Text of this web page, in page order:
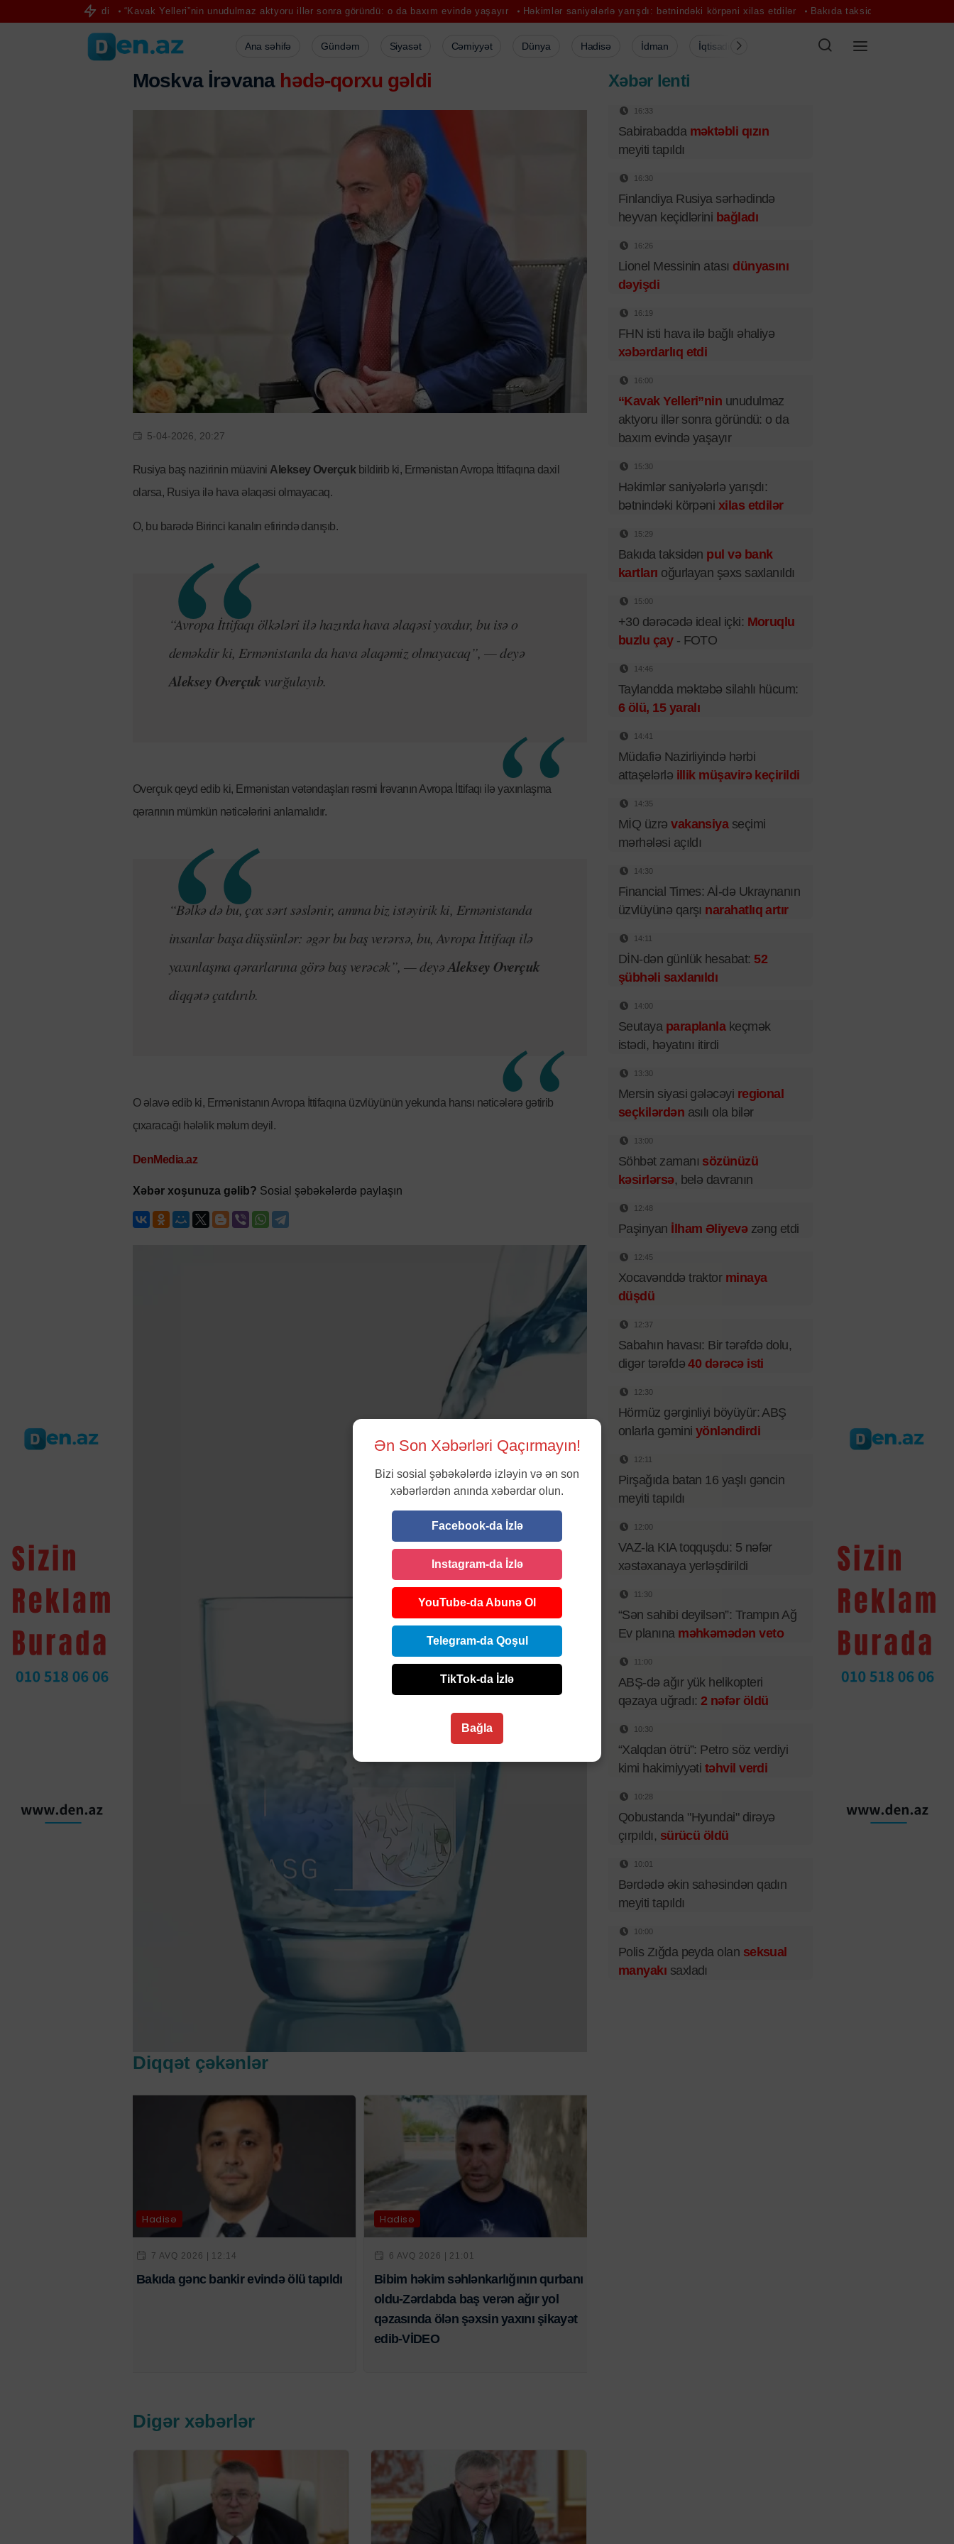
“Kavak Yelleri”nin unudulmaz aktyoru illər sonra göründü: o da baxım evində yaşayır Həkimlər saniyələrlə yarışdı: bətnindəki körpəni xilas etdilər Bakıda taksidən pul və bank kartları
Ana səhifə Gündəm Siyasət Cəmiyyət Dünya Hadisə İdman İqtisadiyyat Şou-biznes Müsahibə
Moskva İrəvana hədə-qorxu gəldi
5-04-2026, 20:27
Rusiya baş nazirinin müavini Aleksey Overçuk bildirib ki, Ermənistan Avropa İttifaqına daxil
olarsa, Rusiya ilə hava əlaqəsi olmayacaq.
O, bu barədə Birinci kanalın efirində danışıb.
“Avropa İttifaqı ölkələri ilə hazırda hava əlaqəsi yoxdur, bu isə o
deməkdir ki, Ermənistanla da hava əlaqəmiz olmayacaq”, — deyə
Aleksey Overçuk vurğulayıb.
Overçuk qeyd edib ki, Ermənistan vətəndaşları rəsmi İrəvanın Avropa İttifaqı ilə yaxınlaşma
qərarının mümkün nəticələrini anlamalıdır.
“Bəlkə də bu, çox sərt səslənir, amma biz istəyirik ki, Ermənistanda
insanlar başa düşsünlər: əgər bu baş verərsə, bu, Avropa İttifaqı ilə
yaxınlaşma qərarlarına görə baş verəcək”, — deyəAleksey Overçuk
diqqətə çatdırıb.
O əlavə edib ki, Ermənistanın Avropa İttifaqına üzvlüyünün yekunda hansı nəticələrə gətirib
çıxaracağı hələlik məlum deyil.
DenMedia.az
Xəbər xoşunuza gəlib? Sosial şəbəkələrdə paylaşın
Diqqət çəkənlər
Hadisə
7 AVQ 2026 | 12:14
Bakıda gənc bankir evində ölü tapıldı
Hadisə
6 AVQ 2026 | 21:01
Bibim həkim səhlənkarlığının qurbanı
oldu-Zərdabda baş verən ağır yol
qəzasında ölən şəxsin yaxını şikayət
edib-VİDEO
Digər xəbərlər
Xəbər lenti
16:33
Sabirabadda məktəbli qızın
meyiti tapıldı
16:30
Finlandiya Rusiya sərhədində
heyvan keçidlərini bağladı
16:26
Lionel Messinin atası dünyasını
dəyişdi
16:19
FHN isti hava ilə bağlı əhaliyə
xəbərdarlıq etdi
16:00
“Kavak Yelleri”nin unudulmaz
aktyoru illər sonra göründü: o da
baxım evində yaşayır
15:30
Həkimlər saniyələrlə yarışdı:
bətnindəki körpəni xilas etdilər
15:29
Bakıda taksidən pul və bank
kartları oğurlayan şəxs saxlanıldı
15:00
+30 dərəcədə ideal içki: Moruqlu
buzlu çay- FOTO
14:46
Taylandda məktəbə silahlı hücum:
6 ölü, 15 yaralı
14:41
Müdafiə Nazirliyində hərbi
attaşelərlə illik müşavirə keçirildi
14:35
MİQ üzrəvakansiyaseçimi
mərhələsi açıldı
14:30
Financial Times: Aİ-də Ukraynanın
üzvlüyünə qarşı narahatlıq artır
14:11
DİN-dən günlük hesabat: 52
şübhəli saxlanıldı
14:00
Seutaya paraplanlakeçmək
istədi, həyatını itirdi
13:30
Mersin siyasi gələcəyi regional
seçkilərdən asılı ola bilər
13:00
Söhbət zamanı sözünüzü
kəsirlərsə, belə davranın
12:48
Paşinyan İlham Əliyevəzəng etdi
12:45
Xocavənddə traktor minaya
düşdü
12:37
Sabahın havası: Bir tərəfdə dolu,
digər tərəfdə40 dərəcə isti
12:30
Hörmüz gərginliyi böyüyür: ABŞ
onlarla gəmini yönləndirdi
12:11
Pirşağıda batan 16 yaşlı gəncin
meyiti tapıldı
12:00
VAZ-la KIA toqquşdu: 5 nəfər
xəstəxanaya yerləşdirildi
11:30
“Sən sahibi deyilsən”: Trampın Ağ
Ev planına məhkəmədən veto
11:00
ABŞ-də ağır yük helikopteri
qəzaya uğradı: 2 nəfər öldü
10:30
“Xalqdan ötrü”: Petro söz verdiyi
kimi hakimiyyəti təhvil verdi
10:28
Qobustanda "Hyundai" dirəyə
çırpıldı, sürücü öldü
10:01
Bərdədə əkin sahəsindən qadın
meyiti tapıldı
10:00
Polis Zığda peyda olan seksual
manyakı saxladı
Ən Son Xəbərləri Qaçırmayın!
Bizi sosial şəbəkələrdə izləyin və ən son
xəbərlərdən anında xəbərdar olun.
Facebook-da İzlə
Instagram-da İzlə
YouTube-da Abunə Ol
Telegram-da Qoşul
TikTok-da İzlə
Bağla